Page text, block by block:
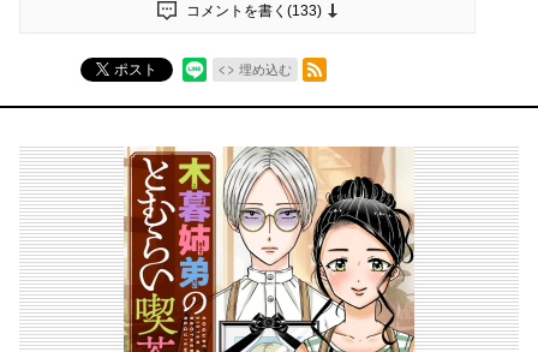
コメントを書く(133)
ポスト 埋め込む
RSSフィード